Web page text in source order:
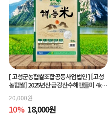
[ 고성군농협쌀조합공동사업법인 ][고성
농협쌀] 2025년산 금강산수해앤들미 4kg
(상등급) 당일도정
20,000원
10% 18,000원